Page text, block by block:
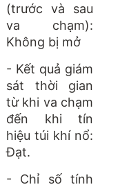
(trước và sau
va chạm):
Không bị mở
- Kết quả giám
sát thời gian
từ khi va chạm
đến khi tín
hiệu túi khí nổ:
Đạt.
- Chỉ số tính